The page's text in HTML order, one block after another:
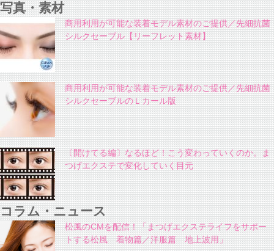
写真・素材
商用利用が可能な装着モデル素材のご提供／先細抗菌
シルクセーブル【リーフレット素材】
商用利用が可能な装着モデル素材のご提供／先細抗菌
シルクセーブルのＬカール版
〔開けてる編〕なるほど！こう変わっていくのか。ま
つげエクステで変化していく目元
コラム・ニュース
松風のCMを配信！「まつげエクステライフをサポー
トする松風 着物篇／洋服篇 地上波用」